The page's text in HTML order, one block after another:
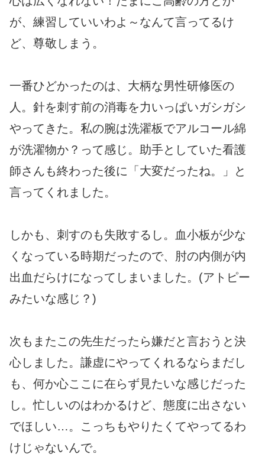
が、練習していいわよ～なんて言ってるけ
ど、尊敬しまう。
一番ひどかったのは、大柄な男性研修医の
人。針を刺す前の消毒を力いっぱいガシガシ
やってきた。私の腕は洗濯板でアルコール綿
が洗濯物か？って感じ。助手としていた看護
師さんも終わった後に「大変だったね。」と
言ってくれました。
しかも、刺すのも失敗するし。血小板が少な
くなっている時期だったので、肘の内側が内
出血だらけになってしまいました。(アトピー
みたいな感じ？)
次もまたこの先生だったら嫌だと言おうと決
心しました。謙虚にやってくれるならまだし
も、何か心ここに在らず見たいな感じだった
し。忙しいのはわかるけど、態度に出さない
でほしい…。こっちもやりたくてやってるわ
けじゃないんで。